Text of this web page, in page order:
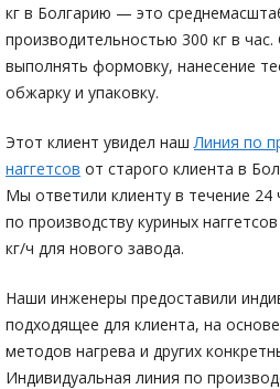
кг в Болгарию — это
производительностью 300 кг в
выполнять формовку, нанесение
обжарку и упаковку.
Этот клиент увидел наш Линия по
наггетсов от старого клиента в
Мы ответили клиенту в течение 24
по производству куриных
кг/ч для нового завода.
Наши инженеры предоставили
подходящее для клиента, на
методов нагрева и других
Индивидуальная линия по